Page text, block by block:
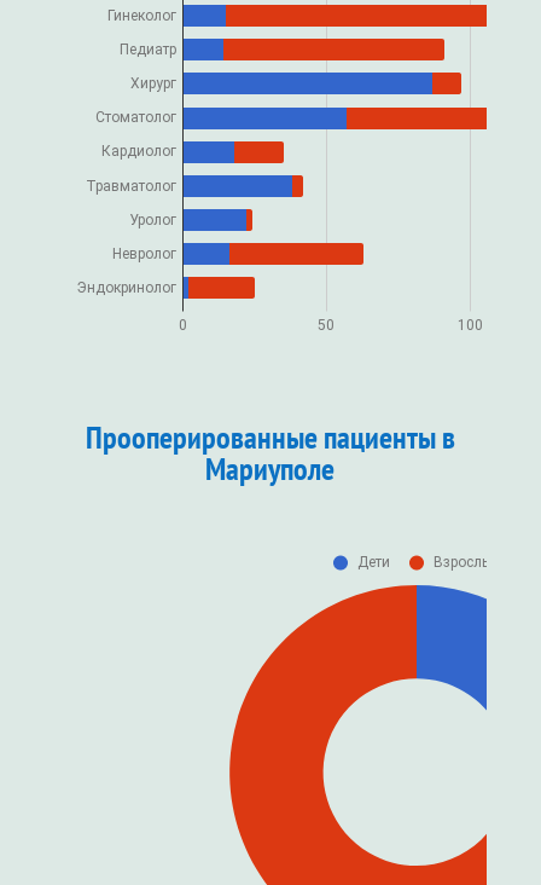
Прооперированные пациентыв
Мариуполе